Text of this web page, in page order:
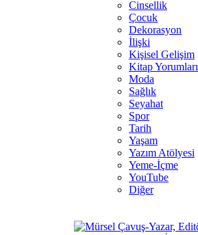
Cinsellik
Çocuk
Dekorasyon
İlişki
Kişisel Gelişim
Kitap Yorumları
Moda
Sağlık
Seyahat
Spor
Tarih
Yaşam
Yazım Atölyesi
Yeme-İçme
YouTube
Diğer